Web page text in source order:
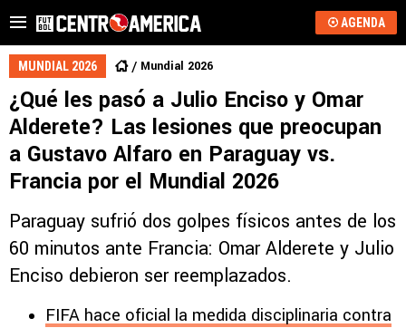
AGENDA
MUNDIAL 2026 Mundial 2026
¿Qué les pasó a Julio Enciso y Omar
Alderete? Las lesiones que preocupan
a Gustavo Alfaro en Paraguay vs.
Francia por el Mundial 2026
Paraguay sufrió dos golpes físicos antes de los
60 minutos ante Francia: Omar Alderete y Julio
Enciso debieron ser reemplazados.
FIFA hace oficial la medida disciplinaria contra